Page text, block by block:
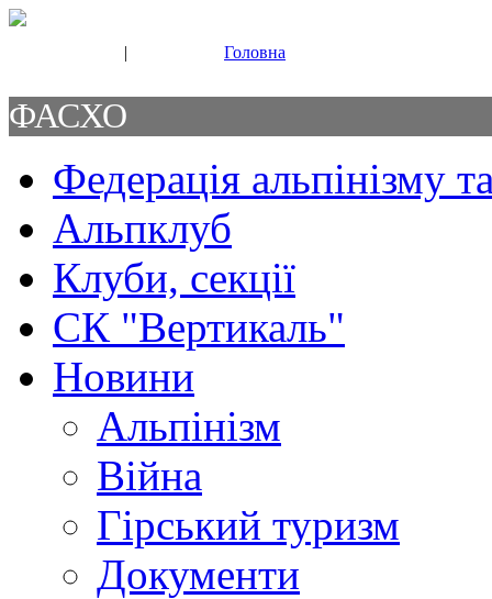
| Головна
ФАСХО
Федерація альпінізму
Альпклуб
Клуби, секції
СК "Вертикаль"
Новини
Альпінізм
Війна
Гірський туризм
Документи